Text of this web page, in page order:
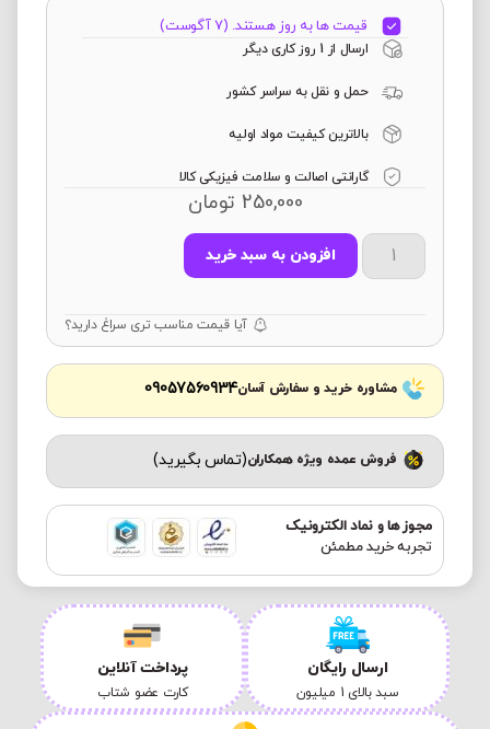
قیمت ها به روز هستند. (7 آگوست)
ارسال از 1 روز کاری دیگر
حمل و نقل به سراسر کشور
بالاترین کیفیت مواد اولیه
گارانتی اصالت و سلامت فیزیکی کالا
250,000 تومان
افزودن به سبد خرید
آیا قیمت مناسب تری سراغ دارید؟
مشاوره خرید و سفارش آسان09057560934
فروش عمده ویژه همکاران(تماس بگیرید)
مجوز ها و نماد الکترونیک
تجربه خرید مطمئن
ارسال رایگان
سبد بالای 1 میلیون
پرداخت آنلاین
کارت عضو شتاب